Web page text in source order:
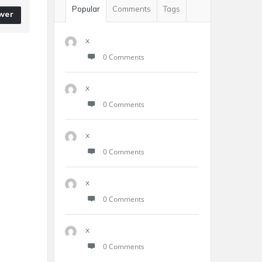
Popular Comments Tags
x
0 Comments
x
0 Comments
x
0 Comments
x
0 Comments
x
0 Comments